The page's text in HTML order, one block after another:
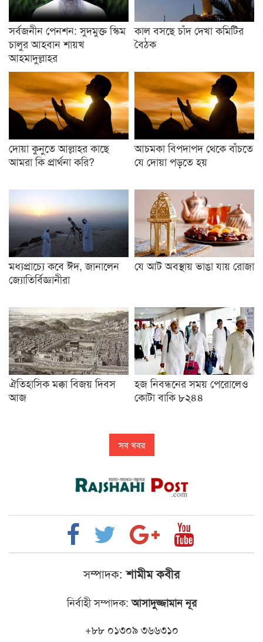
সর্বজনীন পেনশন: সুদমুক্ত স্কিম
চালুর আহবান শায়খ
আহমাদুল্লাহর
কাল বসছে চাঁদ দেখা কমিটির
বৈঠক
দোয়া কুনুতে আল্লাহর কাছে
আমরা কি প্রার্থনা করি?
আচমকা বিপদাপদ থেকে বাঁচতে
যে দোয়া পড়তে হয়
মধ্যপ্রাচ্যে কবে ঈদ, জানালেন
জ্যোতির্বিজ্ঞানীরা
যে আট অবস্থায় ভাঙা যায় রোজা
ঐতিহাসিক মক্কা বিজয় দিবস
আজ
হজ নিবন্ধনের সময় পেরোলেও
কোটা বাকি ৮২৪৪
সব খবর
সম্পাদক: শামীম কবীর
নির্বাহী সম্পাদক:আসাদুজ্জামান নূর
+৮৮ ০১৩০৯ ৩৬৬৩১০